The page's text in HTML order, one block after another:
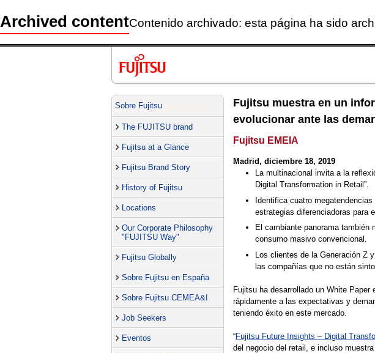
Archived contentContenido archivado: esta página ha sido
Sobre Fujitsu
The FUJITSU brand
Fujitsu at a Glance
Fujitsu Brand Story
History of Fujitsu
Locations
Our Corporate Philosophy
"FUJITSU Way"
Fujitsu Globally
Sobre Fujitsu en España
Sobre Fujitsu CEMEA&I
Job Seekers
Eventos
Fujitsu muestra en un
evolucionar ante las
Fujitsu EMEIA
Madrid, diciembre 18, 2019
La multinacional invita a la
Digital Transformation in Retail”.
Identifica cuatro
estrategias diferenciadoras para
El cambiante panorama también
consumo masivo convencional.
Los clientes de la Generación Z
las compañías que no están
Fujitsu ha desarrollado un White
rápidamente a las expectativas y
teniendo éxito en este mercado.
“Fujitsu Future Insights – Digital
del negocio del retail, e incluso